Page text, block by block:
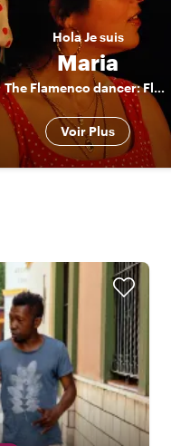
Hola Je suis
Maria
The Flamenco dancer: Flamenco dance and history, foodtours
Voir Plus